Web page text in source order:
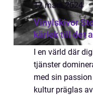
12 mars 2024
Vinylskivor
kärlek till det
I en värld där
tjänster
med sin
kultur präglas